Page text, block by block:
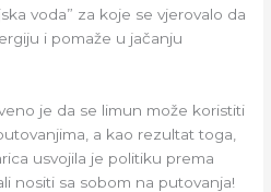
voda” za koje se vjerovalo da
i pomaže u jačanju
je da se limun može koristiti
a kao rezultat toga,
usvojila je politiku prema
nositi sa sobom na putovanja!